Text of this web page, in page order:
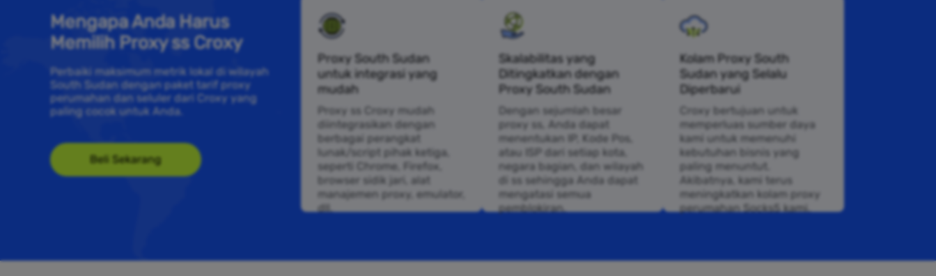
Mengapa Anda Harus
Memilih Proxy ss Croxy
Perbaiki maksimum metrik lokal di wilayah
South Sudan dengan paket tarif proxy
perumahan dan seluler dari Croxy yang
paling cocok untuk Anda.
Beli Sekarang
Proxy South Sudan
untuk integrasi yang
mudah
Proxy ss Croxy mudah
diintegrasikan dengan
berbagai perangkat
lunak/script pihak ketiga,
seperti Chrome, Firefox,
browser sidik jari, alat
manajemen proxy, emulator,
dll.
Skalabilitas yang
Ditingkatkan dengan
Proxy South Sudan
Dengan sejumlah besar
proxy ss, Anda dapat
menentukan IP, Kode Pos,
atau ISP dari setiap kota,
negara bagian, dan wilayah
di ss sehingga Anda dapat
mengatasi semua
pemblokiran.
Kolam Proxy South
Sudan yang Selalu
Diperbarui
Croxy bertujuan untuk
memperluas sumber daya
kami untuk memenuhi
kebutuhan bisnis yang
paling menuntut.
Akibatnya, kami terus
meningkatkan kolam proxy
perumahan Socks5 kami.